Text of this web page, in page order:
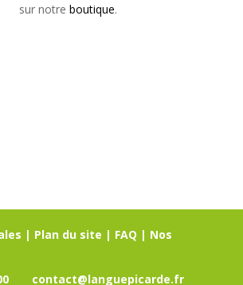
sur notre boutique.
| Plan du site | FAQ | Nos
contact@languepicarde.fr